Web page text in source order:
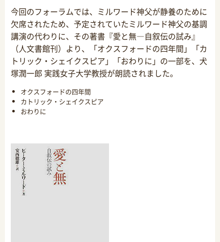
今回のフォーラムでは、ミルワード神父が静養のために
欠席されたため、予定されていたミルワード神父の基調
講演の代わりに、その著書『愛と無―自叙伝の試み』
（人文書館刊）より、「オクスフォードの四年間」「カ
トリック・シェイクスピア」「おわりに」の一部を、犬
塚潤一郎 実践女子大学教授が朗読されました。
オクスフォードの四年間
カトリック・シェイクスピア
おわりに